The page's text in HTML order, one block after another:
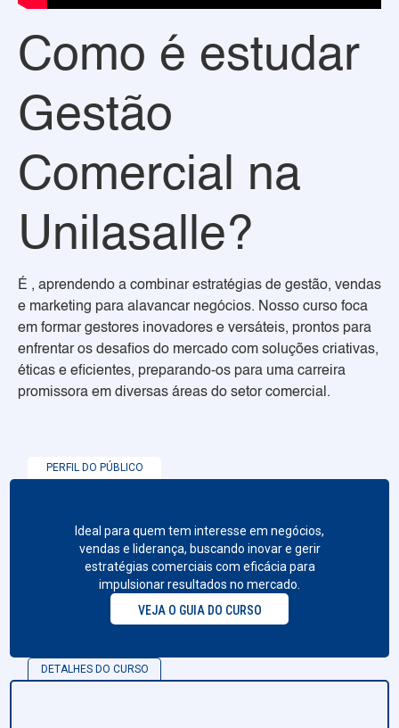
Como é estudar
Gestão
Comercial na
Unilasalle?
É , aprendendo a combinar estratégias de gestão, vendas
e marketing para alavancar negócios. Nosso curso foca
em formar gestores inovadores e versáteis, prontos para
enfrentar os desafios do mercado com soluções criativas,
éticas e eficientes, preparando-os para uma carreira
promissora em diversas áreas do setor comercial.
PERFIL DO PÚBLICO
Ideal para quem tem interesse em negócios,
vendas e liderança, buscando inovar e gerir
estratégias comerciais com eficácia para
impulsionar resultados no mercado.
VEJA O GUIA DO CURSO
DETALHES DO CURSO